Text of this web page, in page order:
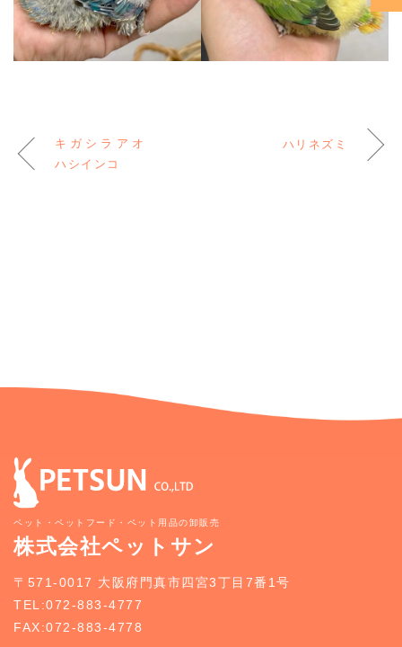
キガシラアオ
ハシインコ
ハリネズミ
ペット・ペットフード・ペット用品の卸販売
株式会社ペットサン
〒571-0017 大阪府門真市四宮3丁目7番1号
TEL:072-883-4777
FAX:072-883-4778